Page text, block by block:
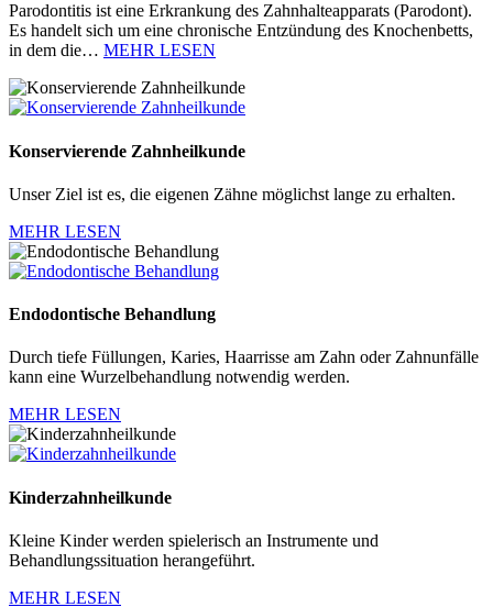
Parodontitis ist eine Erkrankung des Zahnhalteapparats (Parodont).
Es handelt sich um eine chronische Entzündung des Knochenbetts,
in dem die… MEHR LESEN
Konservierende Zahnheilkunde
Unser Ziel ist es, die eigenen Zähne möglichst lange zu erhalten.
MEHR LESEN
Endodontische Behandlung
Durch tiefe Füllungen, Karies, Haarrisse am Zahn oder Zahnunfälle
kann eine Wurzelbehandlung notwendig werden.
MEHR LESEN
Kinderzahnheilkunde
Kleine Kinder werden spielerisch an Instrumente und
Behandlungssituation herangeführt.
MEHR LESEN